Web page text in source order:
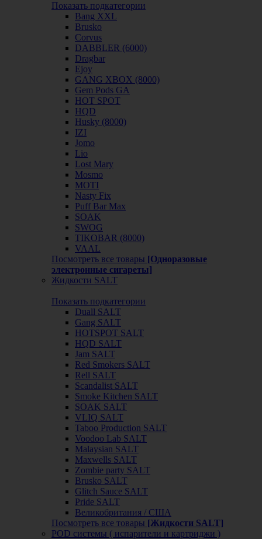
Показать подкатегории
Bang XXL
Brusko
Corvus
DABBLER (6000)
Dragbar
Ejoy
GANG XBOX (8000)
Gem Pods GA
HOT SPOT
HQD
Husky (8000)
IZI
Jomo
Lio
Lost Mary
Mosmo
MOTI
Nasty Fix
Puff Bar Max
SOAK
SWOG
TIKOBAR (8000)
VAAL
Посмотреть все товары [Одноразовые
электронные сигареты]
Жидкости SALT
Показать подкатегории
Duall SALT
Gang SALT
HOTSPOT SALT
HQD SALT
Jam SALT
Red Smokers SALT
Rell SALT
Scandalist SALT
Smoke Kitchen SALT
SOAK SALT
VLIQ SALT
Taboo Production SALT
Voodoo Lab SALT
Malaysian SALT
Maxwells SALT
Zombie party SALT
Brusko SALT
Glitch Sauce SALT
Pride SALT
Великобритания / США
Посмотреть все товары [Жидкости SALT]
POD системы ( испарители и картриджи )